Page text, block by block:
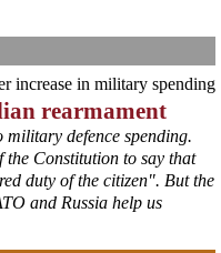
increase in military spending
rearmament
defence spending.
Constitution to say that
duty of the citizen". But the
and Russia help us